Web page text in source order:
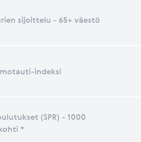
sijoittelu - 65+ väestö
indeksi
(SPR) - 1000
*